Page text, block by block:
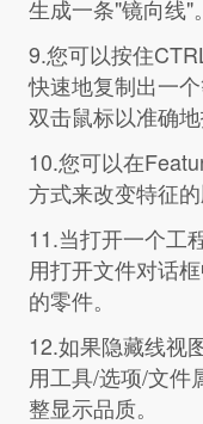
生成一条"镜向线"。
9.您可以按住
快速地复制出一
双击鼠标以准确地
10.您可以在
方式来改变特征的
11.当打开一个工
用打开文件对话
的零件。
12.如果隐藏线视
用工具/选项/文件
整显示品质。